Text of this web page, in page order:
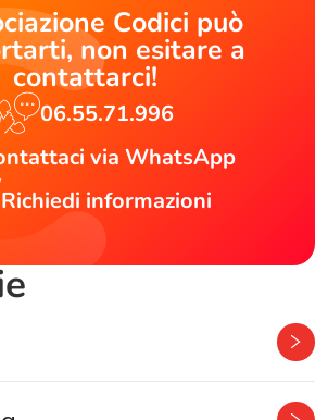
Codici può
non esitare a
contattarci!
06.55.71.996
via WhatsApp
Richiedi informazioni